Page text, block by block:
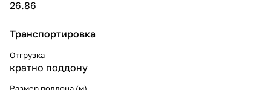
26.86
Транспортировка
Отгрузка
кратно поддону